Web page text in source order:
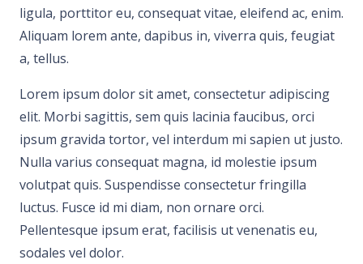
ligula, porttitor eu, consequat vitae, eleifend ac, enim.
Aliquam lorem ante, dapibus in, viverra quis, feugiat
a, tellus.
Lorem ipsum dolor sit amet, consectetur adipiscing
elit. Morbi sagittis, sem quis lacinia faucibus, orci
ipsum gravida tortor, vel interdum mi sapien ut justo.
Nulla varius consequat magna, id molestie ipsum
volutpat quis. Suspendisse consectetur fringilla
luctus. Fusce id mi diam, non ornare orci.
Pellentesque ipsum erat, facilisis ut venenatis eu,
sodales vel dolor.